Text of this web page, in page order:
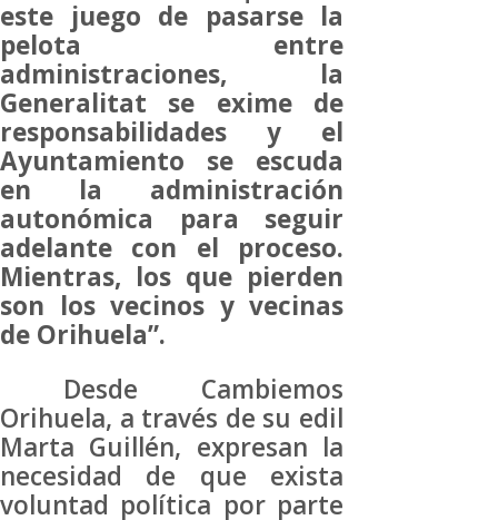
este juego de pasarse la
pelota entre
administraciones, la
Generalitat se exime de
responsabilidades y el
Ayuntamiento se escuda
en la administración
autonómica para seguir
adelante con el proceso.
Mientras, los que pierden
son los vecinos y vecinas
de Orihuela”.
Desde Cambiemos
Orihuela, a través de su edil
Marta Guillén, expresan la
necesidad de que exista
voluntad política por parte